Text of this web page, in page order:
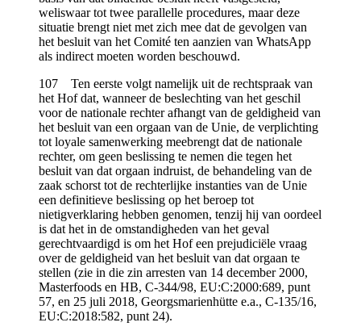
weliswaar tot twee parallelle procedures, maar deze
situatie brengt niet met zich mee dat de gevolgen van
het besluit van het Comité ten aanzien van WhatsApp
als indirect moeten worden beschouwd.
107 Ten eerste volgt namelijk uit de rechtspraak van
het Hof dat, wanneer de beslechting van het geschil
voor de nationale rechter afhangt van de geldigheid van
het besluit van een orgaan van de Unie, de verplichting
tot loyale samenwerking meebrengt dat de nationale
rechter, om geen beslissing te nemen die tegen het
besluit van dat orgaan indruist, de behandeling van de
zaak schorst tot de rechterlijke instanties van de Unie
een definitieve beslissing op het beroep tot
nietigverklaring hebben genomen, tenzij hij van oordeel
is dat het in de omstandigheden van het geval
gerechtvaardigd is om het Hof een prejudiciële vraag
over de geldigheid van het besluit van dat orgaan te
stellen (zie in die zin arresten van 14 december 2000,
Masterfoods en HB, C‑344/98, EU:C:2000:689, punt
57, en 25 juli 2018, Georgsmarienhütte e.a., C‑135/16,
EU:C:2018:582, punt 24).